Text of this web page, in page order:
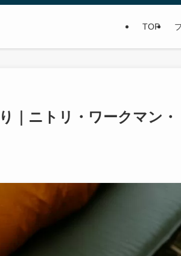
TOP
｜ニトリ・ワークマン・